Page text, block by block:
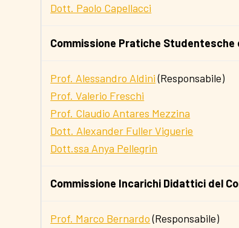
Dott. Paolo Capellacci
Commissione Pratiche Studentesche
Prof. Alessandro Aldini(Responsabile)
Prof. Valerio Freschi
Prof. Claudio Antares Mezzina
Dott. Alexander Fuller Viguerie
Dott.ssa Anya Pellegrin
Commissione Incarichi Didattici del
Prof. Marco Bernardo(Responsabile)